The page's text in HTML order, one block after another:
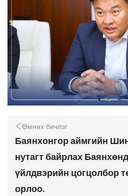
Өмнөх бичлэг
Баянхонгор аймгийн
нутагт байрлах
үйлдвэрийн цогцолбор
орлоо.